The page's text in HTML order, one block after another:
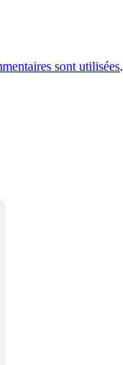
sont utilisées.